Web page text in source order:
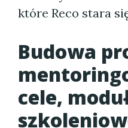
które Reco stara
Budowa
cele,